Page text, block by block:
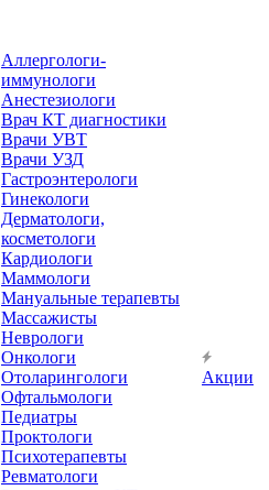
Аллергологи-
иммунологи
Анестезиологи
Врач КТ диагностики
Врачи УВТ
Врачи УЗД
Гастроэнтерологи
Гинекологи
Дерматологи,
косметологи
Кардиологи
Маммологи
Мануальные терапевты
Массажисты
Неврологи
Онкологи
Отоларингологи
Офтальмологи
Педиатры
Проктологи
Психотерапевты
Ревматологи
Акции